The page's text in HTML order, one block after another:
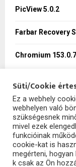
PicView 5.0.2
Farbar Recovery
Chromium
Süti/Cookie
Ez a webhely
webhelyen való
szükségesnek
mivel ezek
funkcióinak
cookie-kat is
megérteni,
k csak az Ön